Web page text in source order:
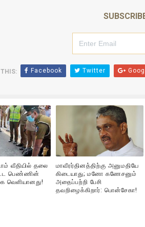
ரவுடி பேபிக்கு நடந்த தரமான
காணாமல் போகும் பிள்ளையார்கள்!
குண்டை தூக்கிப்போட்ட ஆய்வு….
ஏர்போர்ட்டில் உதைத்த நபர் யார்,
Facebook Twitter
வீதியில் தலை
பெண்ணின்
வௌியானது!
மாவீரர்தினத்திற்கு அனுமதியே
கிடையாது; மனோ கணேசனும்
அதைப்பற்றி பேசி
தவறிழைக்கிறார்: பொன்சேகா!